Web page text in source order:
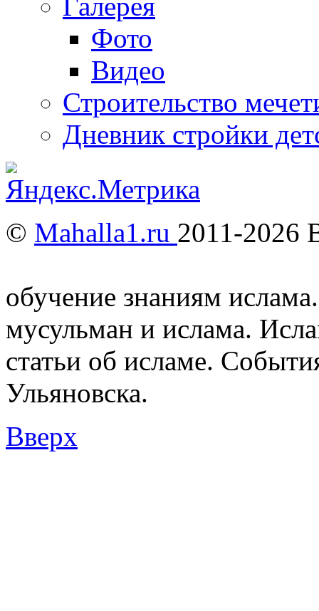
Фото
Видео
Строительство
Дневник стройки
© Mahalla1.ru 2011-2026
обучение знаниям
мусульман и ислама.
статьи об исламе.
Ульяновска.
Вверх